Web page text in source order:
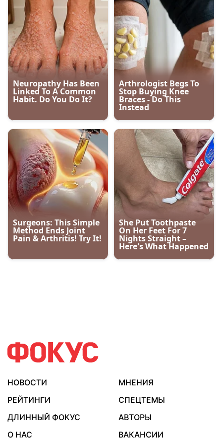
НОВОСТИ
МНЕНИЯ
РЕЙТИНГИ
СПЕЦТЕМЫ
ДЛИННЫЙ ФОКУС
АВТОРЫ
О НАС
ВАКАНСИИ